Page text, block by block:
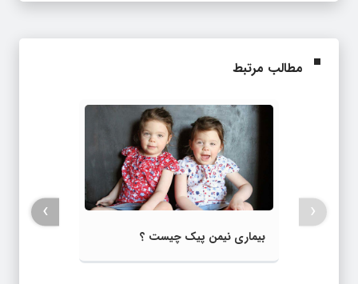
مطالب مرتبط
بیماری نیمن پیک چیست ؟
‹
›